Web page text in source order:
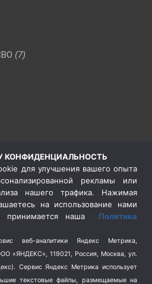
(7)
(404)
для улучшения вашего опыта
рекламы или
нашего трафика. Нажимая
на использование нами
принимается наша Политика
веб-аналитики Яндекс Метрика,
«ЯНДЕКС», 119021, Россия, Москва, ул.
Сервис Яндекс Метрика использует
текстовые файлы, размещаемые на